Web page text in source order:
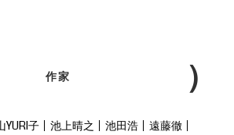
作家
YURI子 池上晴之 池田浩
遠藤徹